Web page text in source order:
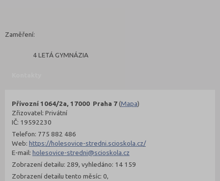
Zaměření:
4 LETÁ GYMNÁZIA
Přívozní 1064/2a, 17000 Praha 7(Mapa)
Zřizovatel: Privátní
IČ: 19592230
Telefon: 775 882 486
Web: https://holesovice-stredni.scioskola.cz/
E-mail: holesovice-stredni@scioskola.cz
Zobrazení detailu: 289, vyhledáno: 14 159
Zobrazení detailu tento měsíc: 0,